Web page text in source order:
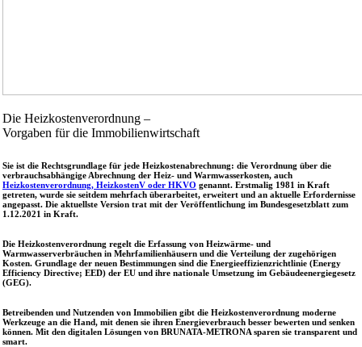
Die Heizkosten­verordnung –
Vorgaben für die Immobilien­wirtschaft
Sie ist die Rechtsgrundlage für jede Heizkostenabrechnung: die Verordnung über die
verbrauchsabhängige Abrechnung der Heiz- und Warmwasserkosten, auch
Heizkostenverordnung, HeizkostenV oder HKVO genannt. Erstmalig 1981 in Kraft
getreten, wurde sie seitdem mehrfach überarbeitet, erweitert und an aktuelle Erfordernisse
angepasst. Die aktuellste Version trat mit der Veröffentlichung im Bundesgesetzblatt zum
1.12.2021 in Kraft.
Die Heizkostenverordnung regelt die Erfassung von Heizwärme- und
Warmwasserverbräuchen in Mehrfamilienhäusern und die Verteilung der zugehörigen
Kosten. Grundlage der neuen Bestimmungen sind die Energieeffizienzrichtlinie (Energy
Efficiency Directive; EED) der EU und ihre nationale Umsetzung im Gebäudeenergiegesetz
(GEG).
Betreibenden und Nutzenden von Immobilien gibt die Heizkostenverordnung moderne
Werkzeuge an die Hand, mit denen sie ihren Energieverbrauch besser bewerten und senken
können. Mit den digitalen Lösungen von BRUNATA-METRONA sparen sie transparent und
smart.